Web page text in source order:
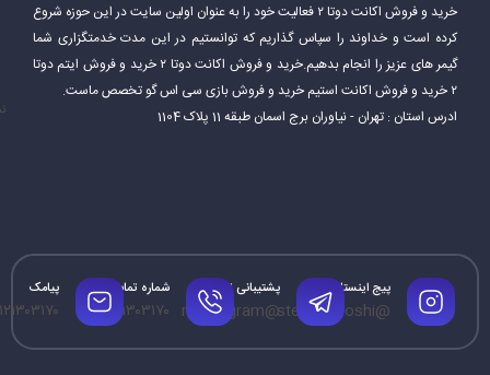
در قسمت مشخصات مربوطه را پر کنيد و روي گزينهثبت سفارشکليک
کنيد
به درگاه متصل می‌شوید و بعد از پرداخت با شماره زير تماس حاصل
برای خریدکارت به کارت با شماره زیر تماس بگیرید
09121303170
جواد دهقاني محمدي
خرید و فروش اکانت دوتا ۲ فعالیت خود را به عنوان اولین سایت در این حوزه شروع
کرده است و خداوند را سپاس گذاریم که توانستیم در این مدت خدمتگزاری شما
گیمر های عزیز را انجام بدهیم.خرید و فروش اکانت دوتا ۲ خرید و فروش ایتم دوتا
۲ خرید و فروش اکانت استیم خرید و فروش بازی سی اس گو تخصص ماست.
ادرس استان : تهران - نیاوران برج اسمان طبقه 11 پلاک 1104
پیج اینستاگرام
@steamforoshi
پشتیبانی تلگرام
@mrtelegram
شماره تماس
۰۹۱۲۱۳۰۳۱۷۰
پیامک